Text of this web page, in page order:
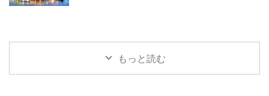
もっと読む